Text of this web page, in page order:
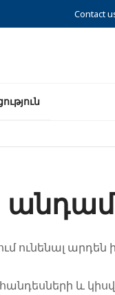
Contact
անդամ
ունենալ արդեն
և